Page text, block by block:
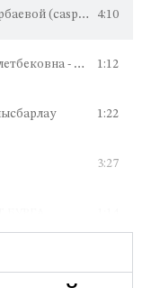
Интервью с Гульжан Кантарбаевой (caspian recruiting manager SLB) 4:10
Есимханова Нурганым Даулетбековна - Начальник отдела камеральных работ ТОО "QazaqGeophisics (QG)" 1:12
1:22
3:27